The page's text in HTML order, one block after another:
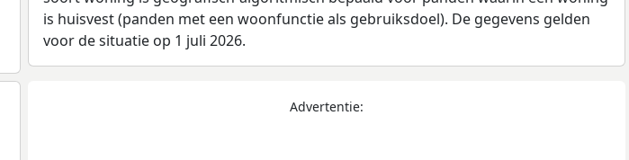
is huisvest (panden met een woonfunctie als gebruiksdoel). De gegevens gelden
voor de situatie op 1 juli 2026.
Advertentie: